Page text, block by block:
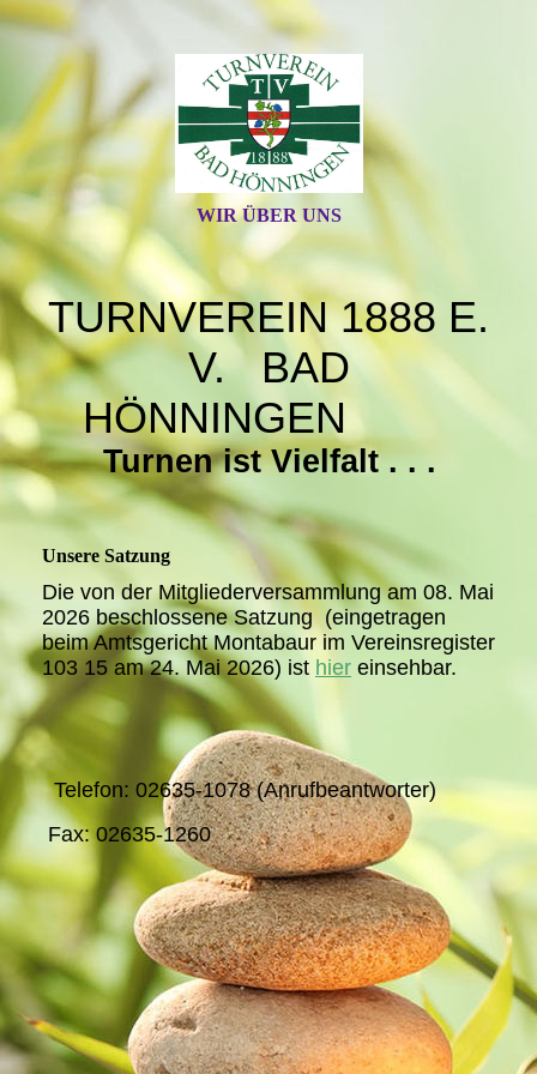
WIR ÜBER UNS
TURNVEREIN 1888 E.
V. BAD
HÖNNINGEN
Turnen ist Vielfalt . . .
Unsere Satzung
Die von der Mitgliederversammlung am 08. Mai
2026 beschlossene Satzung (eingetragen
beim Amtsgericht Montabaur im Vereinsregister
103 15 am 24. Mai 2026) ist hier einsehbar.
Telefon: 02635-1078 (Anrufbeantworter)
Fax: 02635-1260